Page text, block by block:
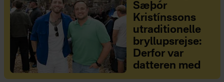
Sæþór
Kristínssons
utraditionelle
bryllupsrejse:
Derfor var
datteren med